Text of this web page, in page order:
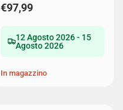
€97,99
12 Agosto 2026 - 15
Agosto 2026
In magazzino